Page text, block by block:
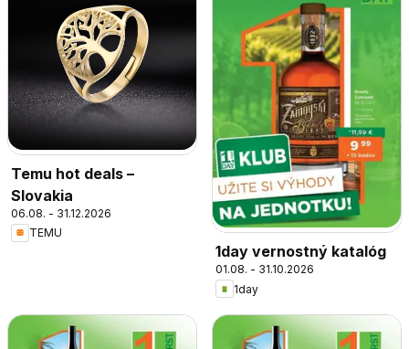
Temu hot deals –
Slovakia
06.08. - 31.12.2026
TEMU
1day vernostný katalóg
01.08. - 31.10.2026
1day